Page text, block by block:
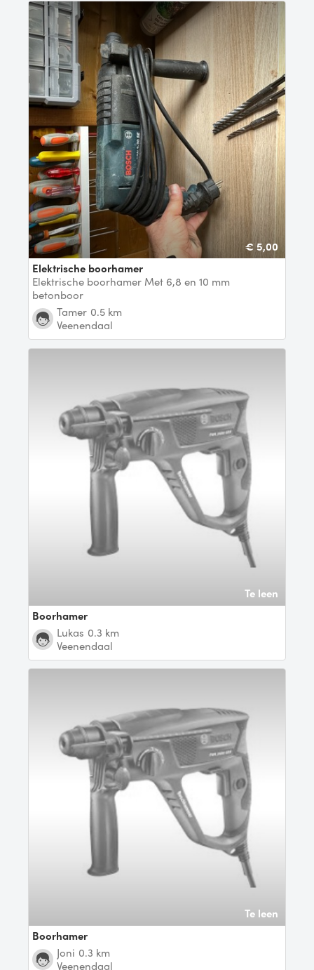
€ 5,00
Elektrische boorhamer
Elektrische boorhamer Met 6,8 en 10 mm
betonboor
Tamer 0.5 km
Veenendaal
Te leen
Boorhamer
Lukas 0.3 km
Veenendaal
Te leen
Boorhamer
Joni 0.3 km
Veenendaal